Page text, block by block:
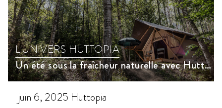
L'UNIVERS HUTTOPIA
Un été sous la fraîcheur naturelle avec Huttopia
juin 6, 2025 Huttopia